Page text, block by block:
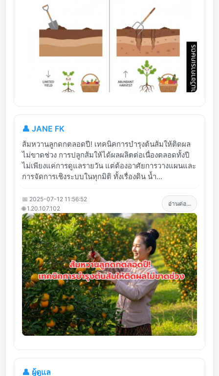
👤 JANE FK
ส้มหวานลูกดกตลอดปี! เทคนิคการบำรุงต้นส้มให้ติดผล
ไม่ขาดช่วง การปลูกส้มให้ได้ผลผลิตต่อเนื่องตลอดทั้งปี
ไม่เพียงแค่การดูแลรายวัน แต่ต้องอาศัยการวางแผนและ
การจัดการเชิงระบบในทุกมิติ ทั้งเรื่องดิน น้ำ...
📅 2025-07-12 11:56:52
🌐 1.20.107.102
อ่านต่อ...
👤 ผู้ดูแล